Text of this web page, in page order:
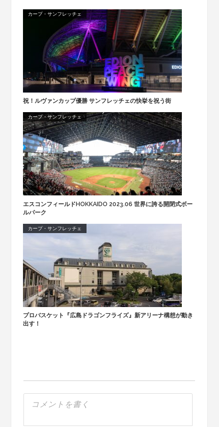
カープ・サンフレッチェ
祝！ルヴァンカップ優勝 サンフレッチェの快挙を祝う街
カープ・サンフレッチェ
エスコンフィールドHOKKAIDO 2023.06 世界に誇る開閉式ボー
ルパーク
カープ・サンフレッチェ
プロバスケット『広島ドラゴンフライズ』新アリーナ構想が動き
出す！